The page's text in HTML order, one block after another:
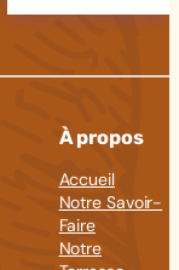
À propos
Accueil
Notre Savoir-
Faire
Notre